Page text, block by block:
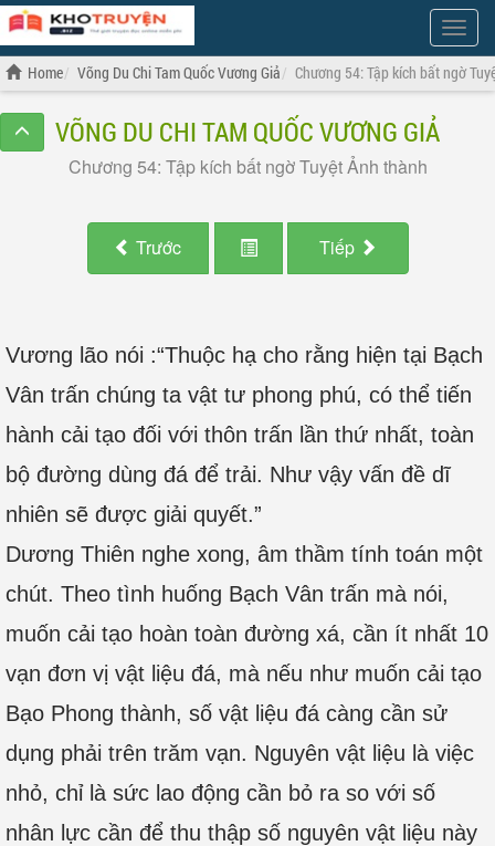
Show
Menu
Home Võng Du Chi Tam Quốc Vương Giả Chương 54: Tập kích bất ngờ
VÕNG DU CHI TAM QUỐC VƯƠNG GIẢ
Chương 54: Tập kích bất ngờ Tuyệt Ảnh thành
Trước Tiếp
Vương lão nói :“Thuộc hạ cho rằng hiện tại Bạch
Vân trấn chúng ta vật tư phong phú, có thể tiến
hành cải tạo đối với thôn trấn lần thứ nhất, toàn
bộ đường dùng đá để trải. Như vậy vấn đề dĩ
nhiên sẽ được giải quyết.”
Dương Thiên nghe xong, âm thầm tính toán một
chút. Theo tình huống Bạch Vân trấn mà nói,
muốn cải tạo hoàn toàn đường xá, cần ít nhất 10
vạn đơn vị vật liệu đá, mà nếu như muốn cải tạo
Bạo Phong thành, số vật liệu đá càng cần sử
dụng phải trên trăm vạn. Nguyên vật liệu là việc
nhỏ, chỉ là sức lao động cần bỏ ra so với số
nhân lực cần để thu thập số nguyên vật liệu này